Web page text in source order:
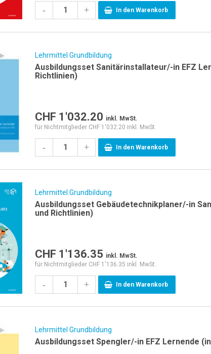
- + In den Warenkorb
Lehrmittel Grundbildung
Ausbildungsset Sanitärinstallateur/-in EFZ
Richtlinien)
CHF 1'032.20 inkl. MwSt.
für Nichtmitglieder CHF 1'032.20 inkl. MwSt.
- + In den Warenkorb
Lehrmittel Grundbildung
Ausbildungsset Gebäudetechnikplaner/-in
und Richtlinien)
CHF 1'136.35 inkl. MwSt.
für Nichtmitglieder CHF 1'136.35 inkl. MwSt.
- + In den Warenkorb
Lehrmittel Grundbildung
Ausbildungsset Spengler/-in EFZ Lernende